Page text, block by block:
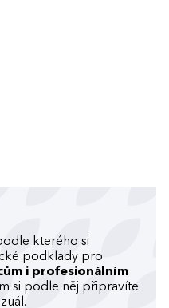
kterého si
podklady pro
i profesionálním
si podle něj připravíte